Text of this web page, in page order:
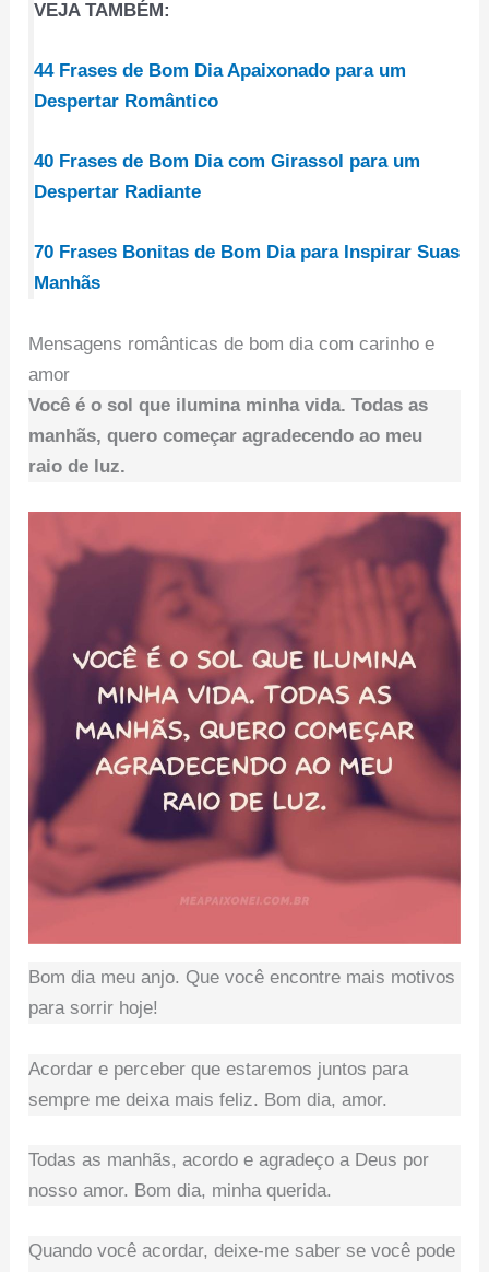
VEJA TAMBÉM:
44 Frases de Bom Dia Apaixonado para um
Despertar Romântico
40 Frases de Bom Dia com Girassol para um
Despertar Radiante
70 Frases Bonitas de Bom Dia para Inspirar Suas
Manhãs
Mensagens românticas de bom dia com carinho e
amor
Você é o sol que ilumina minha vida. Todas as
manhãs, quero começar agradecendo ao meu
raio de luz.
Bom dia meu anjo. Que você encontre mais motivos
para sorrir hoje!
Acordar e perceber que estaremos juntos para
sempre me deixa mais feliz. Bom dia, amor.
Todas as manhãs, acordo e agradeço a Deus por
nosso amor. Bom dia, minha querida.
Quando você acordar, deixe-me saber se você pode